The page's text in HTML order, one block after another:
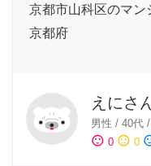
京都市山科区のマン
京都府
えにさ
男性 / 40代 /
sentiment_satisfied 0 sentiment_neutral 0